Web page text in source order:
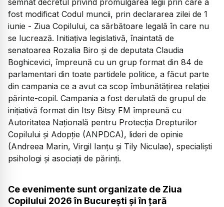
fost modificat Codul muncii, prin declararea zilei de 1
iunie - Ziua Copilului, ca sărbătoare legală în care nu
se lucrează. Initiațiva legislativă, înaintată de
senatoarea Rozalia Biro și de deputata Claudia
Boghicevici, împreună cu un grup format din 84 de
parlamentari din toate partidele politice, a făcut parte
din campania ce a avut ca scop îmbunătățirea relației
părinte-copil. Campania a fost derulată de grupul de
inițiativă format din Itsy Bitsy FM împreună cu
Autoritatea Națională pentru Protecția Drepturilor
Copilului și Adopție (ANPDCA), lideri de opinie
(Andreea Marin, Virgil Ianțu și Tily Niculae), specialiști
psihologi și asociații de părinți.
Ce evenimente sunt organizate de Ziua
Copilului 2026 în București și în țară